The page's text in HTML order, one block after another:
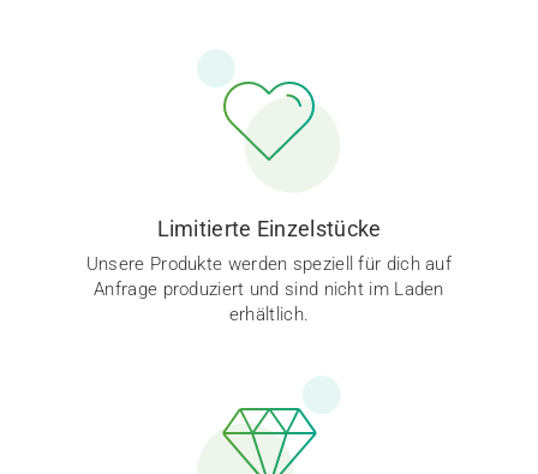
Limitierte Einzelstücke
Unsere Produkte werden speziell für dich auf
Anfrage produziert und sind nicht im Laden
erhältlich.